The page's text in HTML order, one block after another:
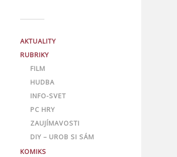
AKTUALITY
RUBRIKY
FILM
HUDBA
INFO-SVET
PC HRY
ZAUJÍMAVOSTI
DIY – UROB SI SÁM
KOMIKS